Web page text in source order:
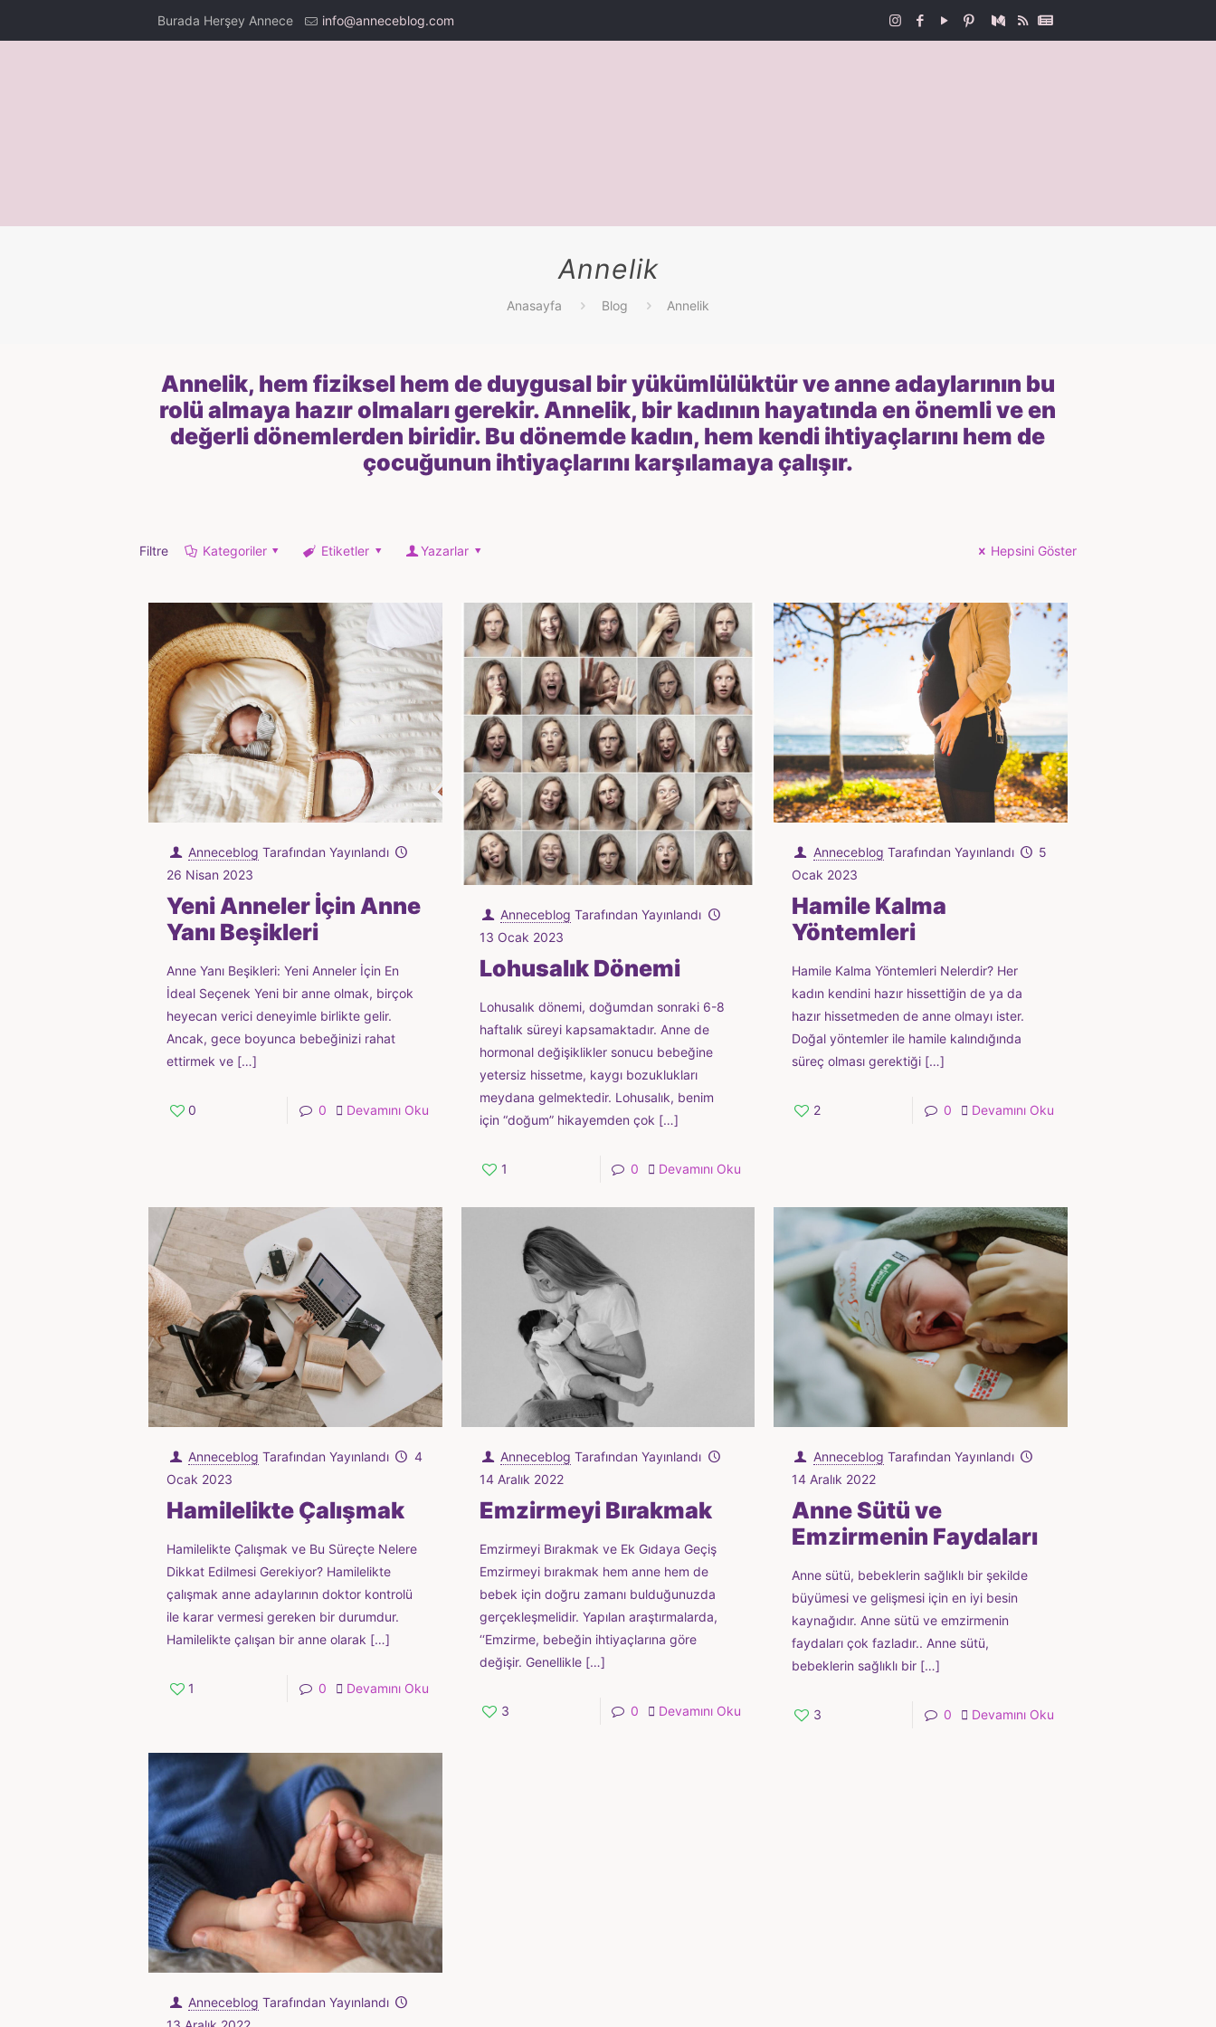
Burada Herşey Annece info@anneceblog.com
Annelik
Anasayfa Blog Annelik
Annelik, hem fiziksel hem de duygusal bir yükümlülüktür ve anne adaylarının bu
rolü almaya hazır olmaları gerekir. Annelik, bir kadının hayatında en önemli ve en
değerli dönemlerden biridir. Bu dönemde kadın, hem kendi ihtiyaçlarını hem de
çocuğunun ihtiyaçlarını karşılamaya çalışır.
Filtre Kategoriler Etiketler Yazarlar Hepsini Göster
Anneceblog Tarafından Yayınlandı
26 Nisan 2023
Yeni Anneler İçin Anne
Yanı Beşikleri
Anne Yanı Beşikleri: Yeni Anneler İçin En
İdeal Seçenek Yeni bir anne olmak, birçok
heyecan verici deneyimle birlikte gelir.
Ancak, gece boyunca bebeğinizi rahat
ettirmek ve […]
0 0 Devamını Oku
Anneceblog Tarafından Yayınlandı
13 Ocak 2023
Lohusalık Dönemi
Lohusalık dönemi, doğumdan sonraki 6-8
haftalık süreyi kapsamaktadır. Anne de
hormonal değişiklikler sonucu bebeğine
yetersiz hissetme, kaygı bozuklukları
meydana gelmektedir. Lohusalık, benim
için “doğum” hikayemden çok […]
1 0 Devamını Oku
Anneceblog Tarafından Yayınlandı
5
Ocak 2023
Hamile Kalma
Yöntemleri
Hamile Kalma Yöntemleri Nelerdir? Her
kadın kendini hazır hissettiğin de ya da
hazır hissetmeden de anne olmayı ister.
Doğal yöntemler ile hamile kalındığında
süreç olması gerektiği[…]
2 0 Devamını Oku
Anneceblog Tarafından Yayınlandı
4
Ocak 2023
Hamilelikte Çalışmak
Hamilelikte Çalışmak ve Bu Süreçte Nelere
Dikkat Edilmesi Gerekiyor? Hamilelikte
çalışmak anne adaylarının doktor kontrolü
ile karar vermesi gereken bir durumdur.
Hamilelikte çalışan bir anne olarak […]
1 0 Devamını Oku
Anneceblog Tarafından Yayınlandı
14 Aralık 2022
Emzirmeyi Bırakmak
Emzirmeyi Bırakmak ve Ek Gıdaya Geçiş
Emzirmeyi bırakmak hem anne hem de
bebek için doğru zamanı bulduğunuzda
gerçekleşmelidir. Yapılan araştırmalarda,
‘‘Emzirme, bebeğin ihtiyaçlarına göre
değişir. Genellikle[…]
3 0 Devamını Oku
Anneceblog Tarafından Yayınlandı
14 Aralık 2022
Anne Sütü ve
Emzirmenin Faydaları
Anne sütü, bebeklerin sağlıklı bir şekilde
büyümesi ve gelişmesi için en iyi besin
kaynağıdır. Anne sütü ve emzirmenin
faydaları çok fazladır.. Anne sütü,
bebeklerin sağlıklı bir[…]
3 0 Devamını Oku
Anneceblog Tarafından Yayınlandı